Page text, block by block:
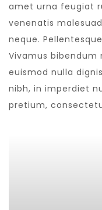
amet urna feugiat
venenatis
neque.
Vivamus bibendum
euismod nulla
nibh, in imperdiet
pretium,